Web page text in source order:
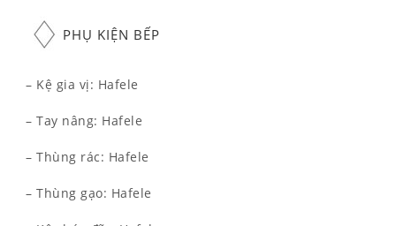
PHỤ KIỆN BẾP
– Kệ gia vị: Hafele
– Tay nâng: Hafele
– Thùng rác: Hafele
– Thùng gạo: Hafele